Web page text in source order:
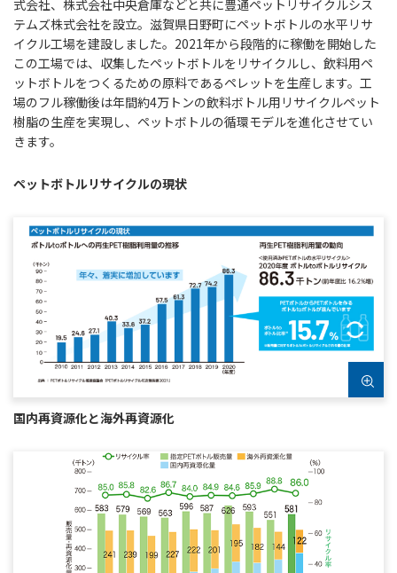
式会社、株式会社中央倉庫などと共に豊通ペットリサイクルシス
テムズ株式会社を設立。滋賀県日野町にペットボトルの水平リサ
イクル工場を建設しました。2021年から段階的に稼働を開始した
この工場では、収集したペットボトルをリサイクルし、飲料用ペ
ットボトルをつくるための原料であるペレットを生産します。工
場のフル稼働後は年間約4万トンの飲料ボトル用リサイクルペット
樹脂の生産を実現し、ペットボトルの循環モデルを進化させてい
きます。
ペットボトルリサイクルの現状
国内再資源化と海外再資源化